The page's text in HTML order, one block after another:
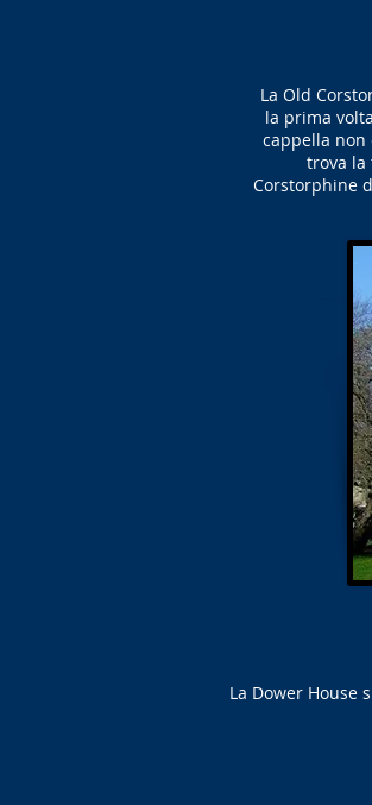
La Old
la prima
cappella non
trova la
Corstorphine
La Dower House